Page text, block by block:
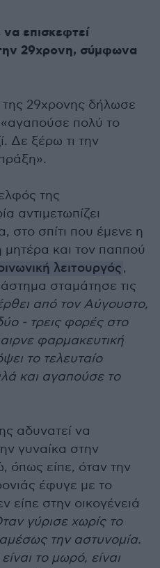
επισκεφτεί
29χρονη, σύμφωνα
29χρονης δήλωσε
«αγαπούσε πολύ το
Δε ξέρω τι την
της
αντιμετωπίζει
στο σπίτι που έμενε η
και τον παππού
λειτουργός,
σταμάτησε τις
από τον Αύγουστο,
- τρεις φορές στο
φαρμακευτική
το τελευταίο
και αγαπούσε το
αδυνατεί να
γυναίκα στην
όπως είπε, όταν την
έφυγε με το
είπε στην οικογένειά
γύρισε χωρίς το
την αστυνομία.
το μωρό, είναι